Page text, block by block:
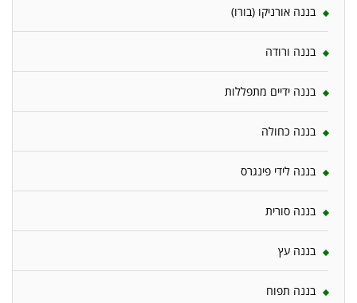
בננה אורניקו (בורו)
בננה ורודה
בננה ידיים מתפללות
בננה כחולה
בננה לידי פינגרס
בננה סורית
בננה עץ
בננה תפוח